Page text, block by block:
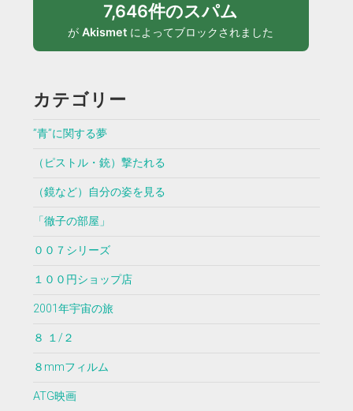
7,646件のスパム
がAkismet によってブロックされました
カテゴリー
”青”に関する夢
（ピストル・銃）撃たれる
（鏡など）自分の姿を見る
「徹子の部屋」
００７シリーズ
１００円ショップ店
2001年宇宙の旅
８ １/２
８mmフィルム
ATG映画